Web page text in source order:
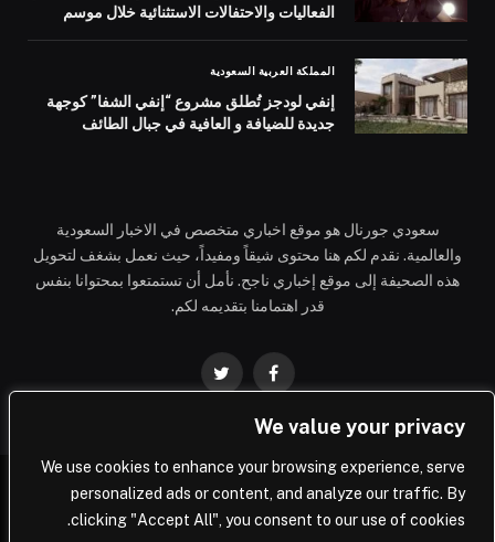
We value your privacy
We use cookies to enhance your browsing experience, serve
personalized ads or content, and analyze our traffic. By
clicking "Accept All", you consent to our use of cookies.
الفعاليات والاحتفالات الاستثنائية خلال موسم
المملكة العربية السعودية
إنفي لودجز تُطلق مشروع “إنفي الشفا” كوجهة
جديدة للضيافة و العافية في جبال الطائف
سعودي جورنال هو موقع اخباري متخصص في الاخبار السعودية
والعالمية. نقدم لكم هنا محتوى شيقاً ومفيداً، حيث نعمل بشغف لتحويل
هذه الصحيفة إلى موقع إخباري ناجح. نأمل أن تستمتعوا بمحتوانا بنفس
قدر اهتمامنا بتقديمه لكم.
فيسبوكتويتر